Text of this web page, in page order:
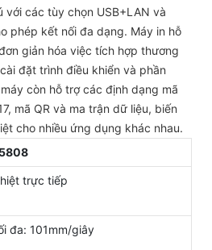
với các tùy chọn USB+LAN và
phép kết nối đa dạng. Máy in hỗ
giản hóa việc tích hợp thương
đặt trình điều khiển và phần
còn hỗ trợ các định dạng mã
mã QR và ma trận dữ liệu, biến
cho nhiều ứng dụng khác nhau.
trực tiếp
đa: 101mm/giây